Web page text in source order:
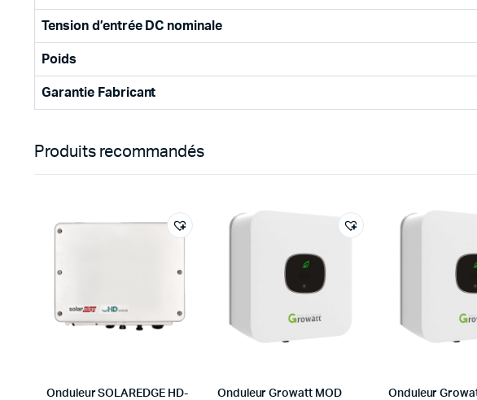
Tension d’entrée DC nominale
Poids
Garantie Fabricant
Produits recommandés
Onduleur SOLAREDGE HD-
Onduleur Growatt MOD
Onduleur